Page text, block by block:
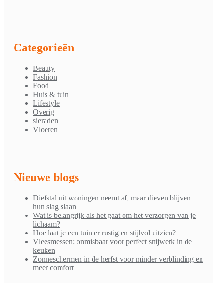
Categorieën
Beauty
Fashion
Food
Huis & tuin
Lifestyle
Overig
sieraden
Vloeren
Nieuwe blogs
Diefstal uit woningen neemt af, maar dieven blijven
hun slag slaan
Wat is belangrijk als het gaat om het verzorgen van je
lichaam?
Hoe laat je een tuin er rustig en stijlvol uitzien?
Vleesmessen: onmisbaar voor perfect snijwerk in de
keuken
Zonneschermen in de herfst voor minder verblinding en
meer comfort